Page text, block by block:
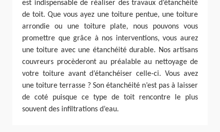
est indispensable de réaliser des travaux d’étanchéité
de toit. Que vous ayez une toiture pentue, une toiture
arrondie ou une toiture plate, nous pouvons vous
promettre que grâce à nos interventions, vous aurez
une toiture avec une étanchéité durable. Nos artisans
couvreurs procèderont au préalable au nettoyage de
votre toiture avant d’étanchéiser celle-ci. Vous avez
une toiture terrasse ? Son étanchéité n’est pas à laisser
de coté puisque ce type de toit rencontre le plus
souvent des infiltrations d’eau.